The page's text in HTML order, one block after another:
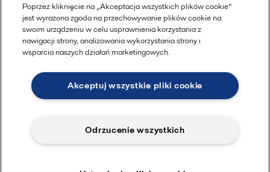
Poland
+48 223366464
Znajdziesz nas na
Poprzez kliknięcie na „Akceptacja wszystkich plików cookie”
jest wyrażona zgoda na przechowywanie plików cookie na
swoim urządzeniu w celu usprawnienia korzystania z
nawigacji strony, analizowania wykorzystania strony i
wsparcia naszych działań marketingowych.
Akceptuj wszystkie pliki cookie
Odrzucenie wszystkich